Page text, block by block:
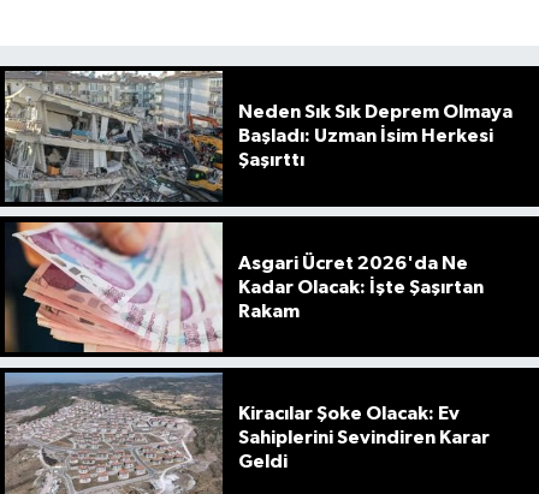
Neden Sık Sık Deprem Olmaya
Başladı: Uzman İsim Herkesi
Şaşırttı
Asgari Ücret 2026'da Ne
Kadar Olacak: İşte Şaşırtan
Rakam
Kiracılar Şoke Olacak: Ev
Sahiplerini Sevindiren Karar
Geldi